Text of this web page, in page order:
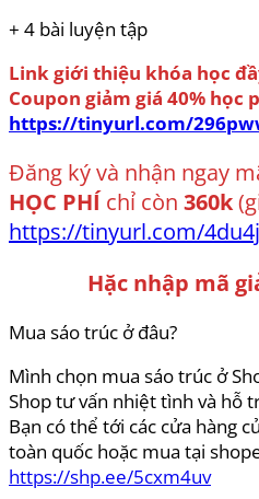
+ 4 bài luyện tập
Link giới thiệu khóa học
Coupon giảm giá 40% học
https://tinyurl.com/
Đăng ký và nhận ngay
HỌC PHÍ chỉ còn 360k
https://tinyurl.com/
Hặc nhập mã
Mua sáo trúc ở đâu?
Mình chọn mua sáo trúc ở
Shop tư vấn nhiệt tình và hỗ
Bạn có thể tới các cửa hàng
toàn quốc hoặc mua tại
https://shp.ee/5cxm4uv